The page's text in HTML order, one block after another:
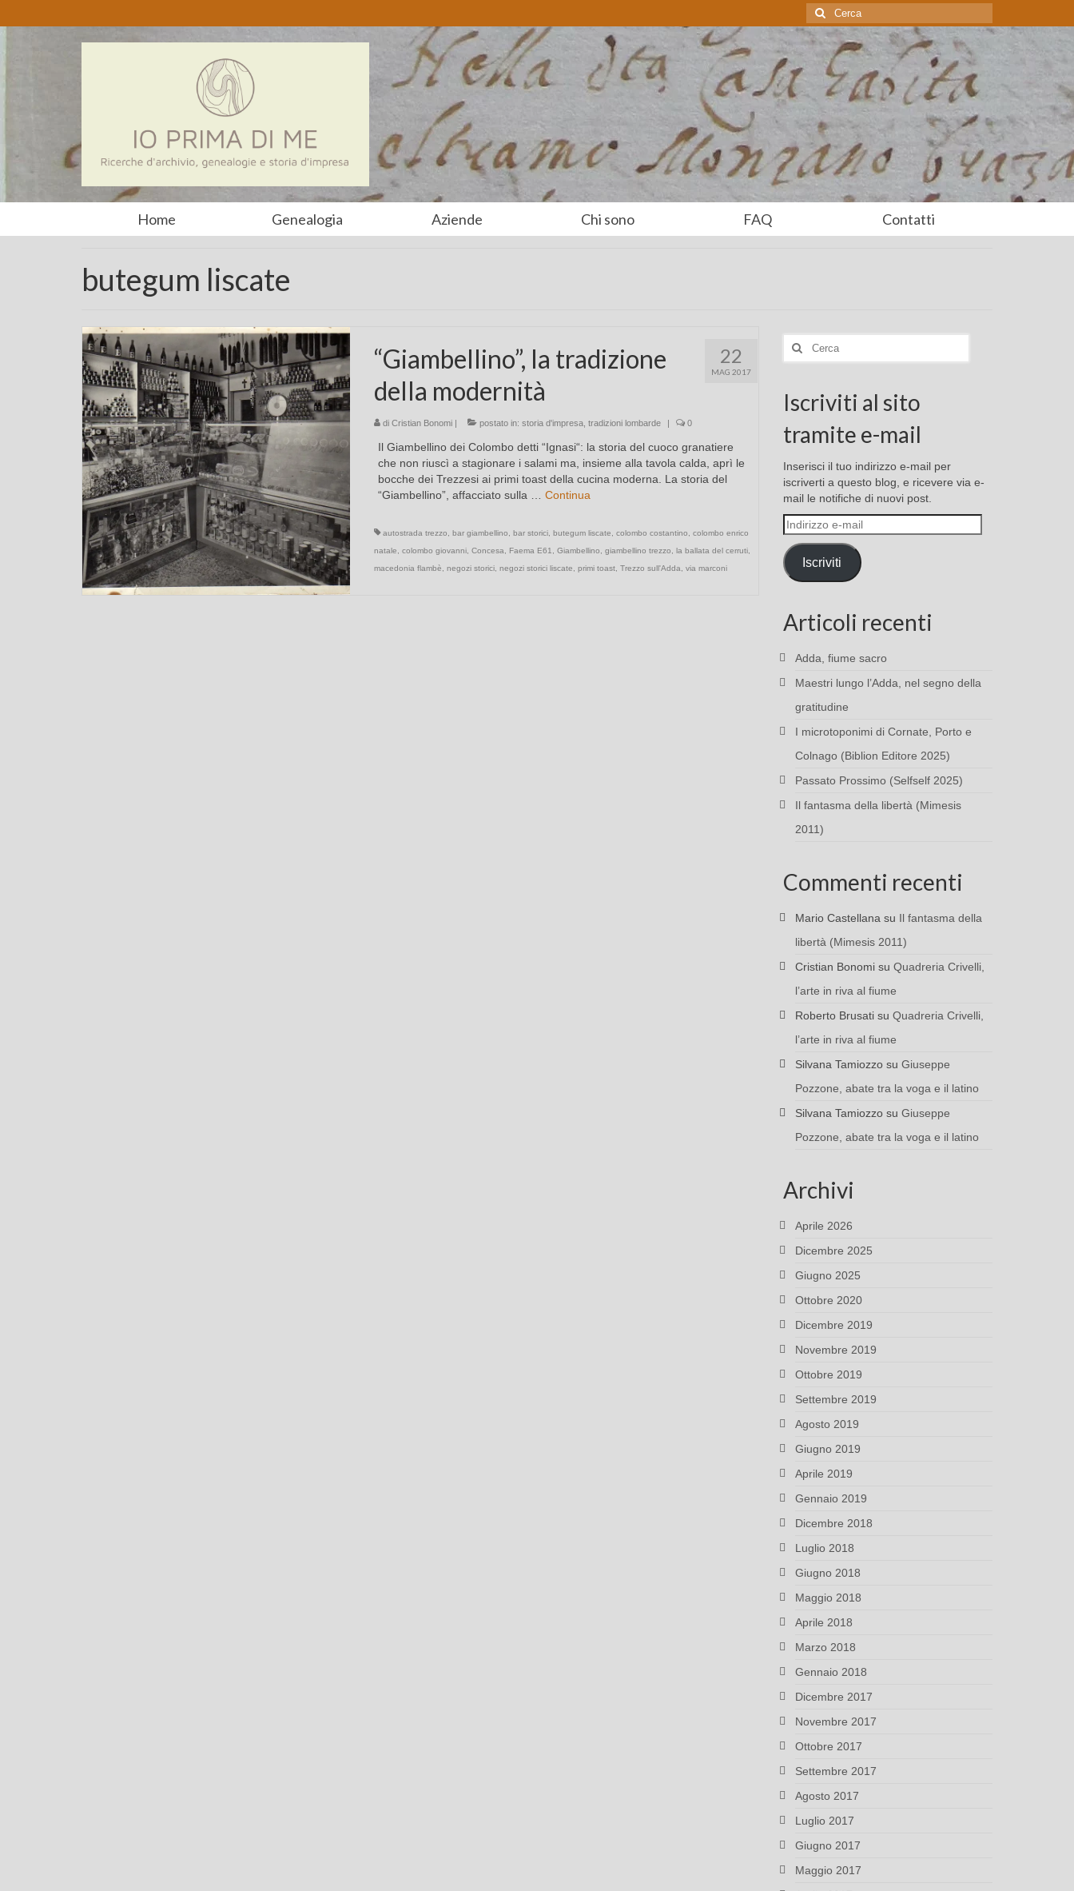
Cerca:
Home Genealogia Aziende Chi sono FAQ Contatti
butegum liscate
22
MAG 2017
“Giambellino”, la tradizione
della modernità
di Cristian Bonomi| postato in: storia d'impresa, tradizioni lombarde | 0
Il Giambellino dei Colombo detti “Ignasi“: la storia del cuoco granatiere
che non riuscì a stagionare i salami ma, insieme alla tavola calda, aprì le
bocche dei Trezzesi ai primi toast della cucina moderna. La storia del
“Giambellino”, affacciato sulla … Continua
autostrada trezzo bar giambellino bar storici, butegum liscate colombo costantino
colombo enrico
natale
colombo giovanni, Concesa Faema E61 Giambellino giambellino trezzo la ballata del cerruti,
macedonia flambè
negozi storici, negozi storici liscate primi toast, Trezzo sull'Adda via marconi
Cerca:
Iscriviti al sito
tramite e-mail
Inserisci il tuo indirizzo e-mail per
iscriverti a questo blog, e ricevere via e-
mail le notifiche di nuovi post.
Indirizzo
e-
mail
Iscriviti
Articoli recenti
Adda, fiume sacro
Maestri lungo l’Adda, nel segno della
gratitudine
I microtoponimi di Cornate, Porto e
Colnago (Biblion Editore 2025)
Passato Prossimo (Selfself 2025)
Il fantasma della libertà (Mimesis
2011)
Commenti recenti
Mario Castellana su Il fantasma della
libertà (Mimesis 2011)
Cristian Bonomisu Quadreria Crivelli,
l’arte in riva al fiume
Roberto Brusatisu Quadreria Crivelli,
l’arte in riva al fiume
Silvana Tamiozzosu Giuseppe
Pozzone, abate tra la voga e il latino
Silvana Tamiozzosu Giuseppe
Pozzone, abate tra la voga e il latino
Archivi
Aprile 2026
Dicembre 2025
Giugno 2025
Ottobre 2020
Dicembre 2019
Novembre 2019
Ottobre 2019
Settembre 2019
Agosto 2019
Giugno 2019
Aprile 2019
Gennaio 2019
Dicembre 2018
Luglio 2018
Giugno 2018
Maggio 2018
Aprile 2018
Marzo 2018
Gennaio 2018
Dicembre 2017
Novembre 2017
Ottobre 2017
Settembre 2017
Agosto 2017
Luglio 2017
Giugno 2017
Maggio 2017